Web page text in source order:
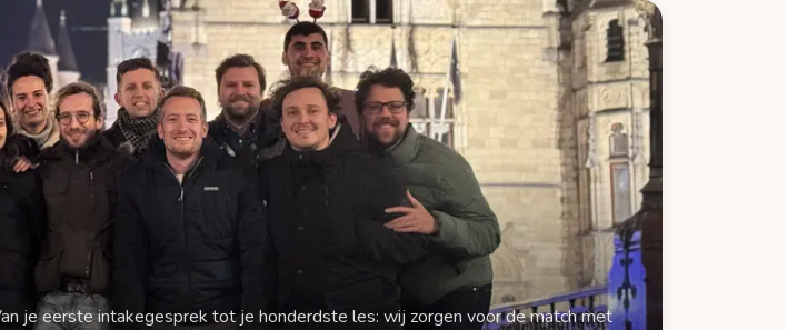
je eerste intakegesprek tot je honderdste les: wij zorgen voor de match met